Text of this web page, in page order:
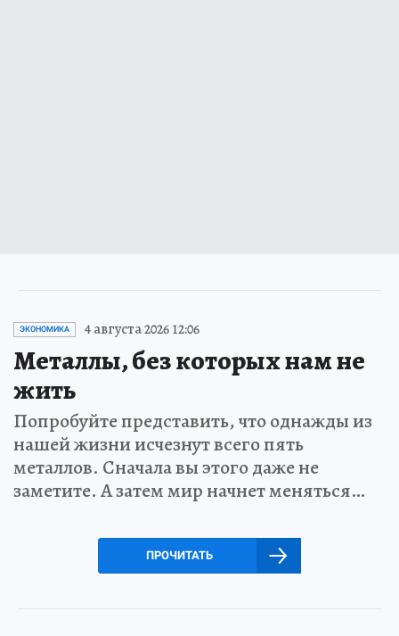
ЭКОНОМИКА 4 августа 2026 12:06
Металлы, без которых нам не
жить
Попробуйте представить, что однажды из
нашей жизни исчезнут всего пять
металлов. Сначала вы этого даже не
заметите. А затем мир начнет меняться…
ПРОЧИТАТЬ